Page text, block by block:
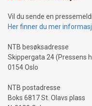
Vil du sende en
Her finner du mer
NTB besøksadresse
Skippergata 24 (Pressens
0154 Oslo
NTB postadresse
Boks 6817 St. Olavs plass